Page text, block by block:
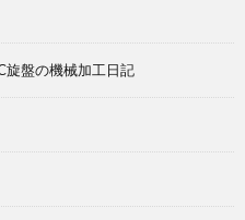
盤の機械加工日記